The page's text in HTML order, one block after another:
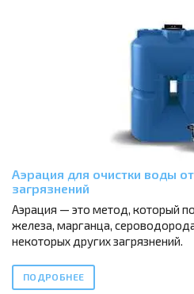
Аэрация для очистки воды
загрязнений
Аэрация — это метод, который
железа, марганца,
некоторых других загрязнений.
ПОДРОБНЕЕ